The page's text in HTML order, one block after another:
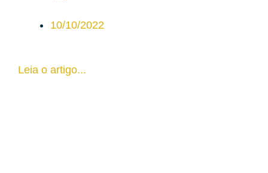
10/10/2022
Leia o artigo...